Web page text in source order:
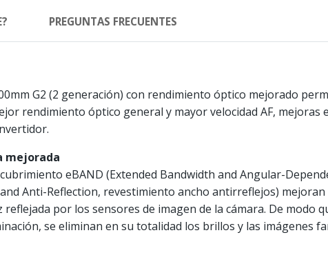
PREGUNTAS FRECUENTES
G2 (2 generación) con rendimiento óptico mejorado
rendimiento óptico general y mayor velocidad AF, mejoras
mejorada
eBAND (Extended Bandwidth and Angular-
Anti-Reflection, revestimiento ancho antirreflejos)
por los sensores de imagen de la cámara. De modo
se eliminan en su totalidad los brillos y las imágenes